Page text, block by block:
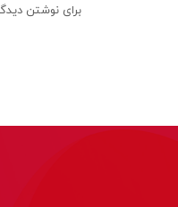
برای نوشتن